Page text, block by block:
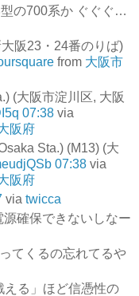
の700系か ぐぐぐ…
阪23・24番のりば)
from 大阪市
(大阪市淀川区, 大阪
07:38 via
阪府
Sta.) (M13) (大
07:38 via
阪府
via twicca
確保できないしなー
てくるの忘れてるや
える」ほど信憑性の